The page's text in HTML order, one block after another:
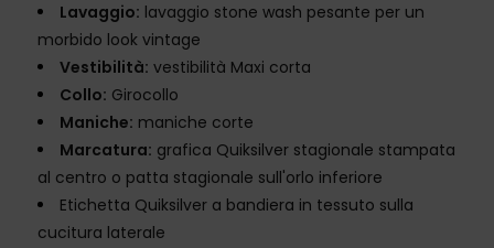
Lavaggio: lavaggio stone wash pesante per un
morbido look vintage
Vestibilità: vestibilità Maxi corta
Collo: Girocollo
Maniche: maniche corte
Marcatura: grafica Quiksilver stagionale stampata
al centro o patta stagionale sull'orlo inferiore
Etichetta Quiksilver a bandiera in tessuto sulla
cucitura laterale